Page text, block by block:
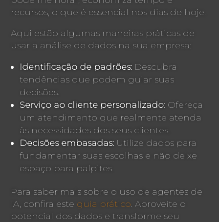
recursos, o que é essencial nos dias de hoje.
Aqui estão algumas maneiras práticas de
usar a análise de dados na sua empresa:
Identificação de padrões: Descubra
tendências que podem guiar suas
decisões.
Serviço ao cliente personalizado: Ofereça
um atendimento que realmente atenda
às necessidades dos seus clientes.
Decisões embasadas: Utilize dados para
fundamentar suas escolhas e não deixe
espaço para palpites.
Para saber mais sobre o uso de agentes de
IA, confira este guia prático. Aproveite o
potencial dos dados e transforme seu